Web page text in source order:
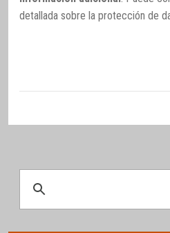
detallada sobre la protección de